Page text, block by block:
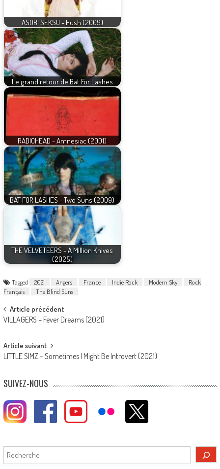
ASOBI SEKSU - Hush (2009)
Le grand retour de Bat For Lashes
RADIOHEAD - Amnesiac (2001)
BAT FOR LASHES - Two Suns (2009)
THE VELVETEERS - A Million Knives
(2025)
Tagged 2021 Angers France Indie Rock Modern Sky
Rock
Français
The Blind Suns
Post
navigation
Article précédent
VILLAGERS – Fever Dreams (2021)
Article suivant
LITTLE SIMZ – Sometimes I Might Be Introvert (2021)
SUIVEZ-NOUS
Rechercher